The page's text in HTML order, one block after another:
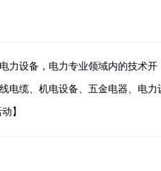
力设备，电力专业领域内的技术开
电缆、机电设备、五金电器、电力
】